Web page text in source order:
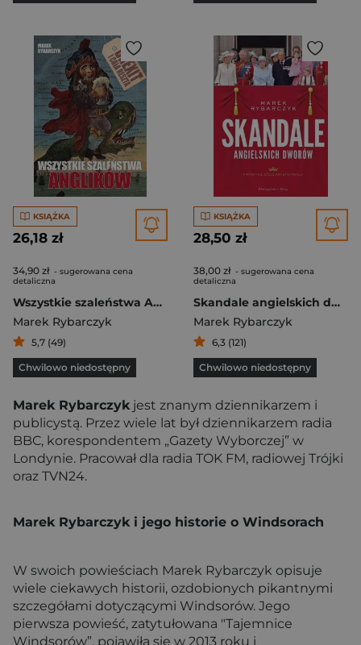
KSIĄŻKA
26,18 zł
34,90 zł - sugerowana cena
detaliczna
Wszystkie szaleństwa Anglików
Marek Rybarczyk
5,7 (49)
Chwilowo niedostępny
KSIĄŻKA
28,50 zł
38,00 zł - sugerowana cena
detaliczna
Skandale angielskich dworów Prywatne życie arystokracji
Marek Rybarczyk
6,3 (121)
Chwilowo niedostępny
Marek Rybarczykjest znanym dziennikarzem i
publicystą. Przez wiele lat był dziennikarzem radia
BBC, korespondentem „Gazety Wyborczej” w
Londynie. Pracował dla radia TOK FM, radiowej Trójki
oraz TVN24.
Marek Rybarczyk i jego historie o Windsorach
W swoich powieściach Marek Rybarczyk opisuje
wiele ciekawych historii, ozdobionych pikantnymi
szczegółami dotyczącymi Windsorów. Jego
pierwsza powieść, zatytułowana "Tajemnice
Windsorów”, pojawiła się w 2013 roku i